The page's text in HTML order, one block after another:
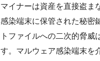
マイナーは資産を直接盗ま
感染端末に保管された秘密
トファイルへの二次的脅威
す。マルウェア感染端末を